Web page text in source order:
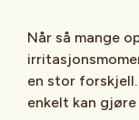
Når så mange
en stor
enkelt kan